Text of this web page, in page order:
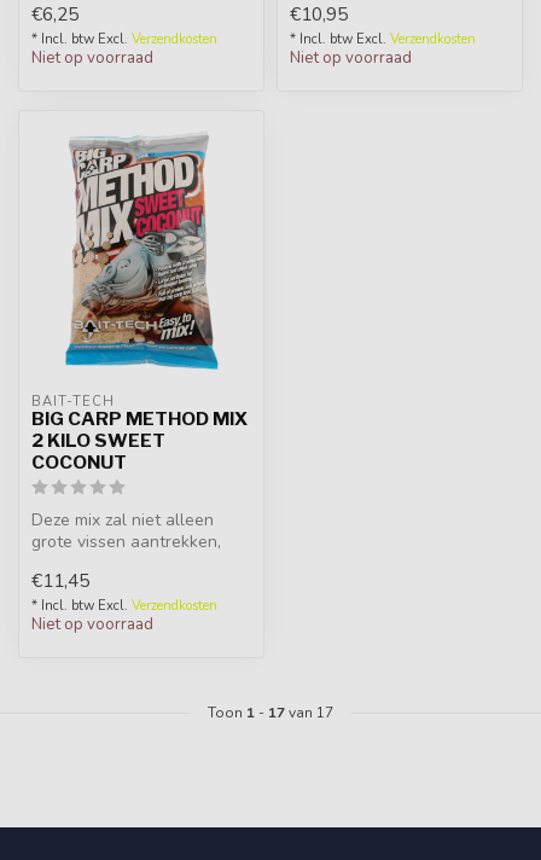
€6,25
* Incl. btw Excl. Verzendkosten
Niet op voorraad
win...
€10,95
* Incl. btw Excl. Verzendkosten
Niet op voorraad
BAIT-TECH
BIG CARP METHOD MIX
2 KILO SWEET
COCONUT
Deze mix zal niet alleen
grote vissen aantrekken,
eten...
€11,45
* Incl. btw Excl. Verzendkosten
Niet op voorraad
Toon 1 - 17van 17